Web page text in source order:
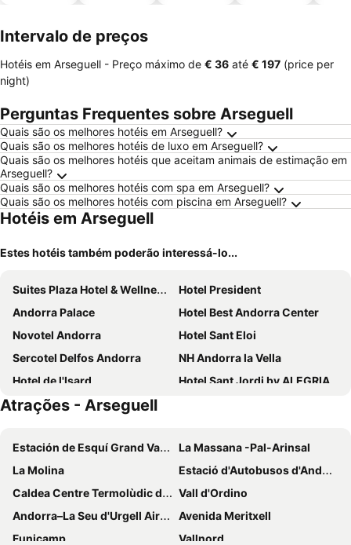
Intervalo de preços
Hotéis em Arseguell - Preço máximo de ‎€ 36 até ‎€ 197 (price per
night)
Perguntas Frequentes sobre Arseguell
Quais são os melhores hotéis em Arseguell?
Quais são os melhores hotéis de luxo em Arseguell?
Quais são os melhores hotéis que aceitam animais de estimação em
Arseguell?
Quais são os melhores hotéis com spa em Arseguell?
Quais são os melhores hotéis com piscina em Arseguell?
Hotéis em Arseguell
Estes hotéis também poderão interessá-lo...
Suites Plaza Hotel & Wellness Andorra
Hotel President
Andorra Palace
Hotel Best Andorra Center
Novotel Andorra
Hotel Sant Eloi
Sercotel Delfos Andorra
NH Andorra la Vella
Hotel de l'Isard
Hotel Sant Jordi by ALEGRIA
Hotel & Aparthotel Cosmos
Zenit Diplomatic
Hotel Exe Prisma
Hotel Folch
Mercure Andorra
Exe Princep
Hotel Panorama
Yomo Imperial
Hotel Cervol by Nexta
Hotel Coma Bella
Hotel Pyrénées
Atrações - Arseguell
Estación de Esquí Grand Valira
La Massana -Pal-Arinsal
La Molina
Estació d'Autobusos d'Andorra
Caldea Centre Termolùdic d' Andorra
Vall d'Ordino
Andorra–La Seu d'Urgell Airport
Avenida Meritxell
Funicamp
Vallnord